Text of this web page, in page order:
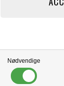
Nødvendige